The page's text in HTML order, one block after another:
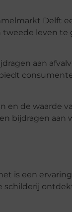
Delft
leven
aan
en de waarde
bijdragen aan
is een
schilderij